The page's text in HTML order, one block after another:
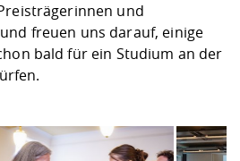
und
freuen uns darauf, einige
bald für ein Studium an der